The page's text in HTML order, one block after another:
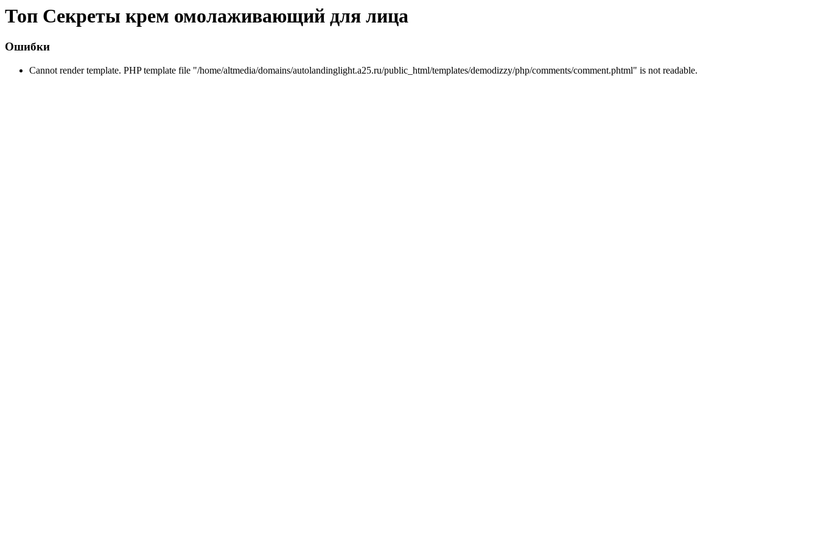
Топ Секреты крем омолаживающий для лица
Ошибки
Cannot render template. PHP template file "/home/altmedia/domains/autolandinglight.a25.ru/public_html/templates/demodizzy/php/comments/comment.phtml" is not readable.